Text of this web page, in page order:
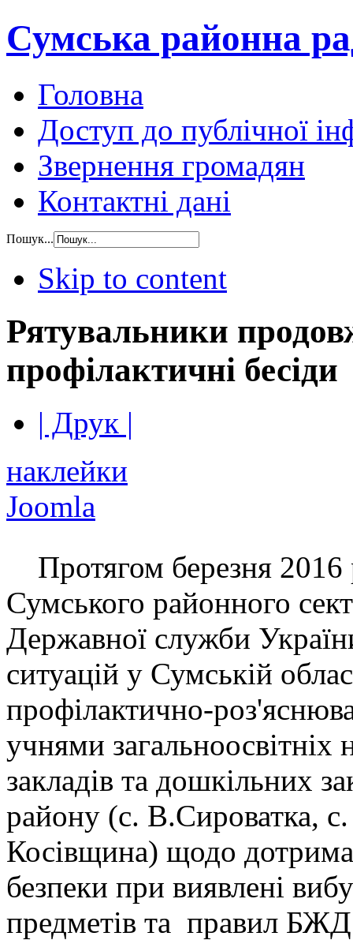
Сумська районна
Головна
Доступ до публічної
Звернення громадян
Контактні дані
Пошук...
Skip to content
Рятувальники
профілактичні бесіди
| Друк |
наклейки
Joomla
Протягом березня 2016
Сумського районного
Державної служби
ситуацій у Сумській
профілактично-
учнями загальноосвітніх
закладів та дошкільних
району (с. В.Сироватка, с.
Косівщина) щодо
безпеки при виявлені
предметів та правил